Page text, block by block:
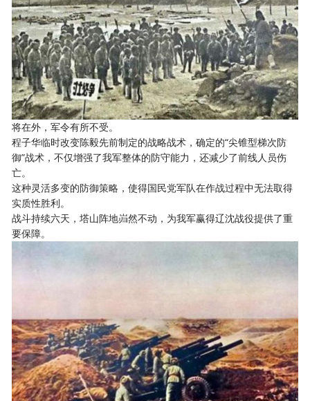
将在外，军令有所不受。
程子华临时改变陈毅先前制定的战略战术，确定的“尖锥型梯次防
御”战术，不仅增强了我军整体的防守能力，还减少了前线人员伤
亡。
这种灵活多变的防御策略，使得国民党军队在作战过程中无法取得
实质性胜利。
战斗持续六天，塔山阵地岿然不动，为我军赢得辽沈战役提供了重
要保障。